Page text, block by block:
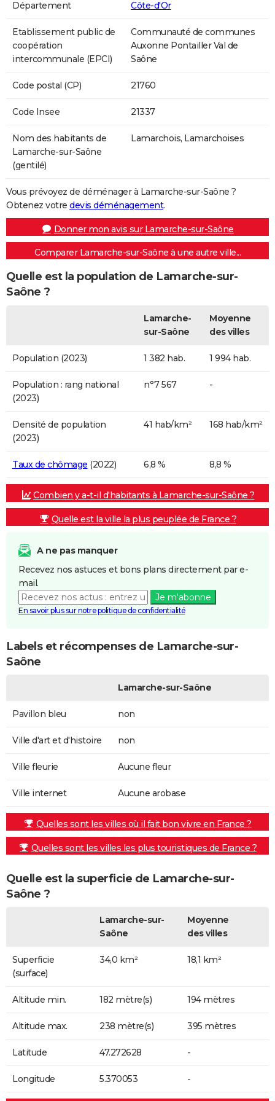
Département Côte-d'Or
Etablissement public de
coopération
intercommunale (EPCI)
Communauté de communes
Auxonne Pontailler Val de
Saône
Code postal (CP) 21760
Code Insee 21337
Nom des habitants de
Lamarche-sur-Saône
(gentilé)
Lamarchois, Lamarchoises
Vous prévoyez de déménager à Lamarche-sur-Saône ?
Obtenez votre devis déménagement.
Donner mon avis sur Lamarche-sur-Saône
Comparer Lamarche-sur-Saône à une autre ville...
Quelle est la population de Lamarche-sur-
Saône ?
Lamarche-
sur-Saône
Moyenne
des villes
Population (2023) 1 382 hab. 1 994 hab.
Population : rang national
(2023)
n°7 567 -
Densité de population
(2023)
41 hab/km² 168 hab/km²
Taux de chômage (2022) 6,8 % 8,8 %
Combien y a-t-il d'habitants à Lamarche-sur-Saône ?
Quelle est la ville la plus peuplée de France ?
A ne pas manquer
Recevez nos astuces et bons plans directement par e-
mail.
Je m'abonne
En savoir plus sur notre politique de confidentialité
Labels et récompenses de Lamarche-sur-
Saône
Lamarche-sur-Saône
Pavillon bleu non
Ville d'art et d'histoire non
Ville fleurie Aucune fleur
Ville internet Aucune arobase
Quelles sont les villes où il fait bon vivre en France ?
Quelles sont les villes les plus touristiques de France ?
Quelle est la superficie de Lamarche-sur-
Saône ?
Lamarche-sur-
Saône
Moyenne
des villes
Superficie
(surface)
34,0 km² 18,1 km²
Altitude min. 182 mètre(s) 194 mètres
Altitude max. 238 mètre(s) 395 mètres
Latitude 47.272628 -
Longitude 5.370053 -